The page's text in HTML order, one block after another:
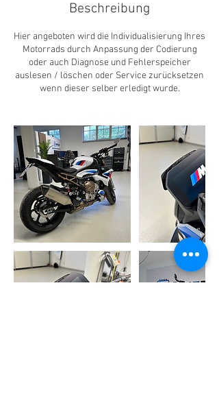
Beschreibung
Hier angeboten wird die Individualisierung Ihres
Motorrads durch Anpassung der Codierung
oder auch Diagnose und Fehlerspeicher
auslesen / löschen oder Service zurücksetzen
wenn dieser selber erledigt wurde.